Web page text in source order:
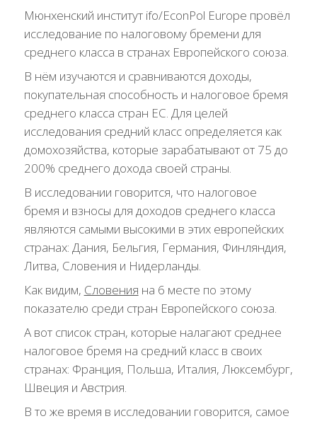
Мюнхенский институт ifo/EconPol Europe провёл
исследование по налоговому бремени для
среднего класса в странах Европейского союза.
В нём изучаются и сравниваются доходы,
покупательная способность и налоговое бремя
среднего класса стран ЕС. Для целей
исследования средний класс определяется как
домохозяйства, которые зарабатывают от 75 до
200% среднего дохода своей страны.
В исследовании говорится, что налоговое
бремя и взносы для доходов среднего класса
являются самыми высокими в этих европейских
странах: Дания, Бельгия, Германия, Финляндия,
Литва, Словения и Нидерланды.
Как видим, Словения на 6 месте по этому
показателю среди стран Европейского союза.
А вот список стран, которые налагают среднее
налоговое бремя на средний класс в своих
странах: Франция, Польша, Италия, Люксембург,
Швеция и Австрия.
В то же время в исследовании говорится, самое